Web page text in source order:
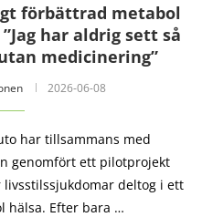
förbättrad metabol
har aldrig sett så
medicinering”
2026-06-08
har tillsammans med
genomfört ett pilotprojekt
deltog i ett
hälsa. Efter bara …